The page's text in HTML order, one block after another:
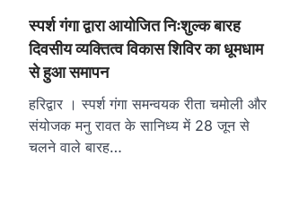
स्पर्श गंगा द्वारा आयोजित निःशुल्क बारह
दिवसीय व्यक्तित्व विकास शिविर का धूमधाम
से हुआ समापन
हरिद्वार । स्पर्श गंगा समन्वयक रीता चमोली और
संयोजक मनु रावत के सानिध्य में 28 जून से
चलने वाले बारह…